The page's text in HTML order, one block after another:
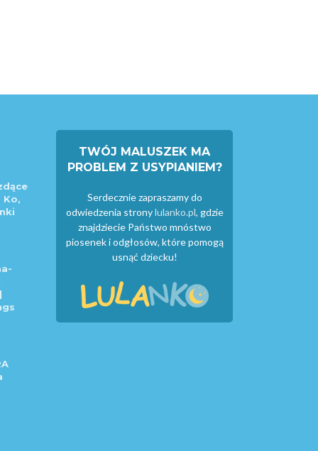
Ko,
TWÓJ MALUSZEK MA
PROBLEM Z USYPIANIEM?
Serdecznie zapraszamy do
odwiedzenia stronylulanko.pl, gdzie
znajdziecie Państwo mnóstwo
piosenek i odgłosów, które pomogą
usnąć dziecku!